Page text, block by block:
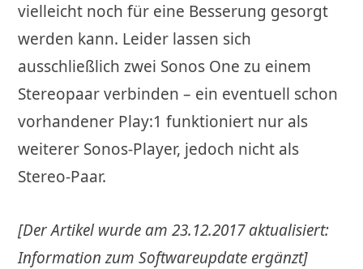
vielleicht noch für eine Besserung gesorgt
werden kann. Leider lassen sich
ausschließlich zwei Sonos One zu einem
Stereopaar verbinden – ein eventuell schon
vorhandener Play:1 funktioniert nur als
weiterer Sonos-Player, jedoch nicht als
Stereo-Paar.
[Der Artikel wurde am 23.12.2017 aktualisiert:
Information zum Softwareupdate ergänzt]